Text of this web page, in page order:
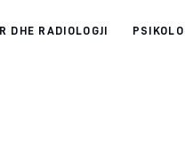
DHE RADIOLOGJI